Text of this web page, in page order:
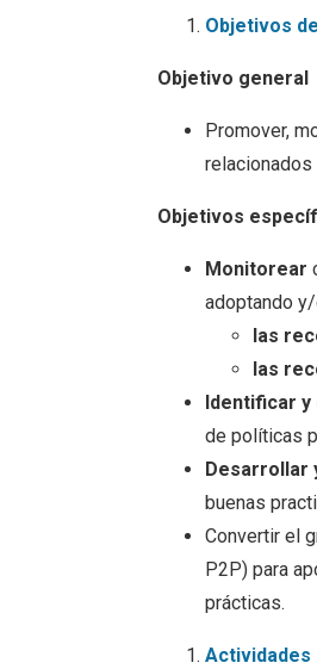
Objetivos
Objetivo general
Promover,
Objetivos
Monitorear
adoptando
las
las
Identificar
de políticas
Desarrollar
buenas
Convertir el
P2P) para
prácticas.
Actividades